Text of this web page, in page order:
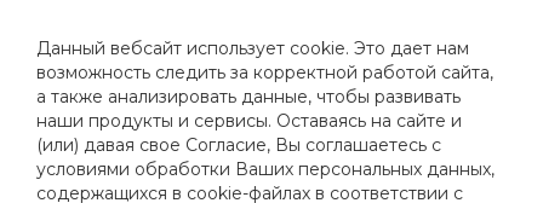
Данный вебсайт использует cookie. Это дает нам
возможность следить за корректной работой сайта,
а также анализировать данные, чтобы развивать
наши продукты и сервисы. Оставаясь на сайте и
(или) давая свое Согласие, Вы соглашаетесь с
условиями обработки Ваших персональных данных,
содержащихся в cookie-файлах в соответствии с
ПОЗДРАВЛЯЕМ КСЕНИЮ МИНАЕВУ С